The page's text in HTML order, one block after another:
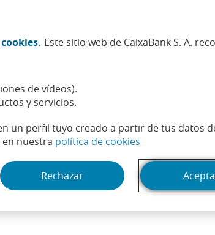
Este sitio web de CaixaBank S. A.
de vídeos).
y servicios.
un perfil tuyo creado a partir de tus datos
en nuestra política de cookies
en ventana nueva)
Rechazar